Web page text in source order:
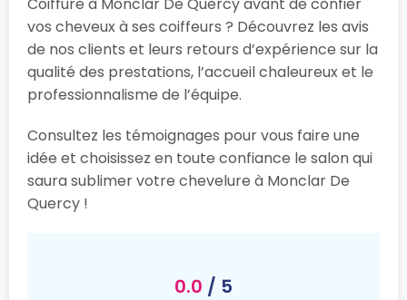
vos cheveux à ses coiffeurs ? Découvrez les avis
de nos clients et leurs retours d’expérience sur la
qualité des prestations, l’accueil chaleureux et le
professionnalisme de l’équipe.
Consultez les témoignages pour vous faire une
idée et choisissez en toute confiance le salon qui
saura sublimer votre chevelure à Monclar De
Quercy !
0.0 / 5